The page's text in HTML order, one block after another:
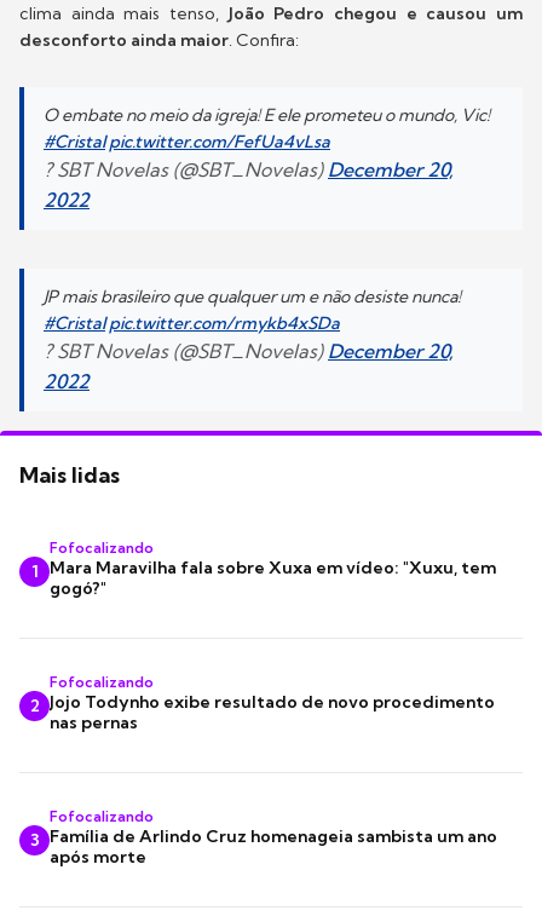
clima ainda mais tenso, João Pedro chegou e causou um
desconforto ainda maior. Confira:
O embate no meio da igreja! E ele prometeu o mundo, Vic!
#Cristal pic.twitter.com/FefUa4vLsa
? SBT Novelas (@SBT_Novelas) December 20,
2022
JP mais brasileiro que qualquer um e não desiste nunca!
#Cristal pic.twitter.com/rmykb4xSDa
? SBT Novelas (@SBT_Novelas) December 20,
2022
Mais lidas
1
Fofocalizando
Mara Maravilha fala sobre Xuxa em vídeo: "Xuxu, tem
gogó?"
2
Fofocalizando
Jojo Todynho exibe resultado de novo procedimento
nas pernas
3
Fofocalizando
Família de Arlindo Cruz homenageia sambista um ano
após morte